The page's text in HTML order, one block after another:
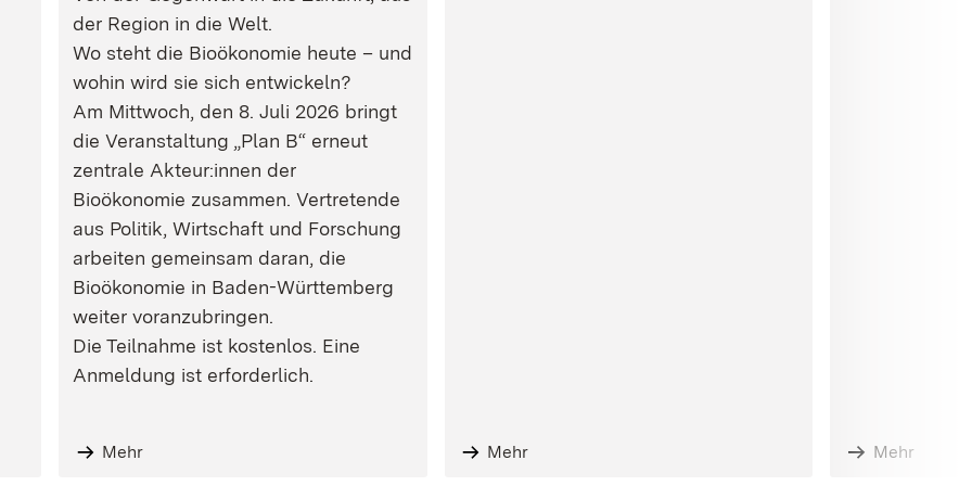
der Region in die Welt.
Wo steht die Bioökonomie heute – und
wohin wird sie sich entwickeln?
Am Mittwoch, den 8. Juli 2026 bringt
die Veranstaltung „Plan B“ erneut
zentrale Akteur:innen der
Bioökonomie zusammen. Vertretende
aus Politik, Wirtschaft und Forschung
arbeiten gemeinsam daran, die
Bioökonomie in Baden-Württemberg
weiter voranzubringen.
Die Teilnahme ist kostenlos. Eine
Anmeldung ist erforderlich.
Mehr Mehr Mehr